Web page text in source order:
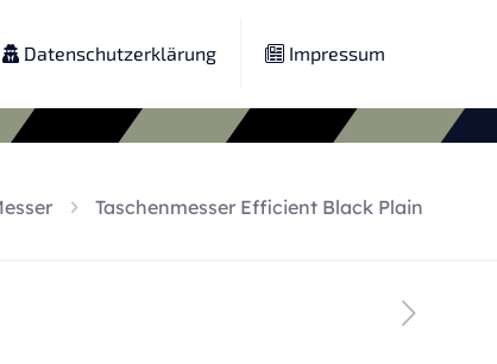
Datenschutzerklärung Impressum
Taschenmesser Efficient Black Plain